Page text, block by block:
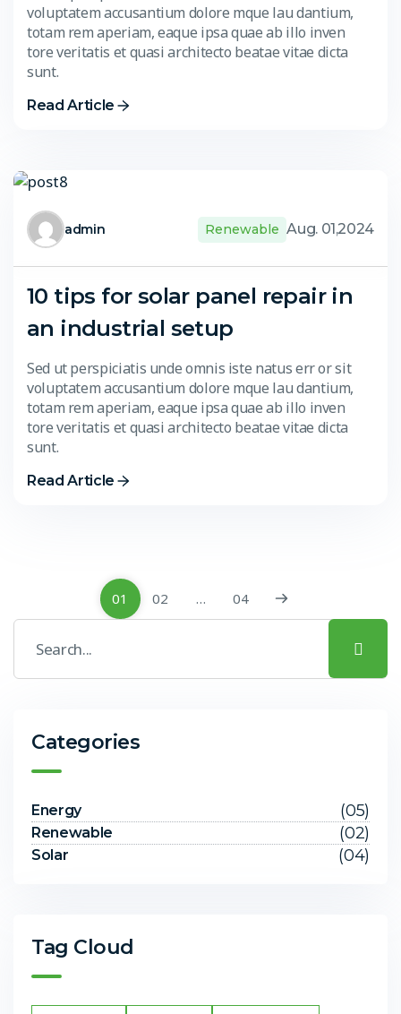
voluptatem accusantium dolore mque lau dantium,
totam rem aperiam, eaque ipsa quae ab illo inven
tore veritatis et quasi architecto beatae vitae dicta
sunt.
Read Article
admin Renewable Aug. 01,2024
10 tips for solar panel repair in
an industrial setup
Sed ut perspiciatis unde omnis iste natus err or sit
voluptatem accusantium dolore mque lau dantium,
totam rem aperiam, eaque ipsa quae ab illo inven
tore veritatis et quasi architecto beatae vitae dicta
sunt.
Read Article
01 02 … 04
Categories
Energy (05)
Renewable (02)
Solar (04)
Tag Cloud